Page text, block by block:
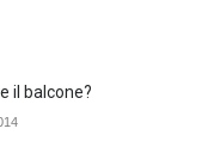
il balcone?